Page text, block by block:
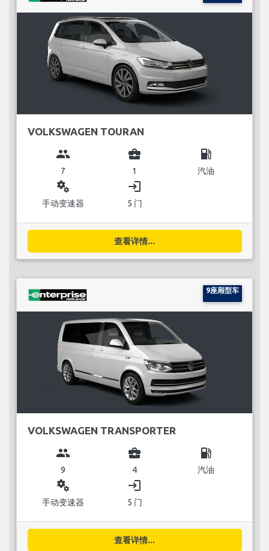
VOLKSWAGEN TOURAN
group
7
business_center
1
local_gas_station
汽油
miscellaneous_services
手动变速器
login
5 门
查看详情...
9座厢型车
VOLKSWAGEN TRANSPORTER
group
9
business_center
4
local_gas_station
汽油
miscellaneous_services
手动变速器
login
5 门
查看详情...